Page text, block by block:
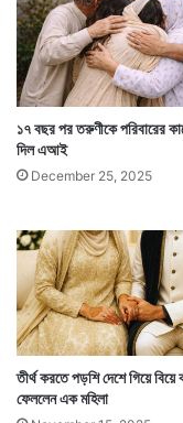
ইমরান খান পদচ্যুত
চেয়ারম্যান
জানিয়ে বলেন, পুরনো
ক্ষমতায় আসার আগে
পাকিস্তান। তারই
সাহায্য নিয়ে লেখা
১৭ বছর পর তরুণীকে পরিবারের
দিল এআই
December 25, 2025
তীর্থ করতে পড়শি দেশে গিয়ে বিয়ে
ফেললেন এক মহিলা